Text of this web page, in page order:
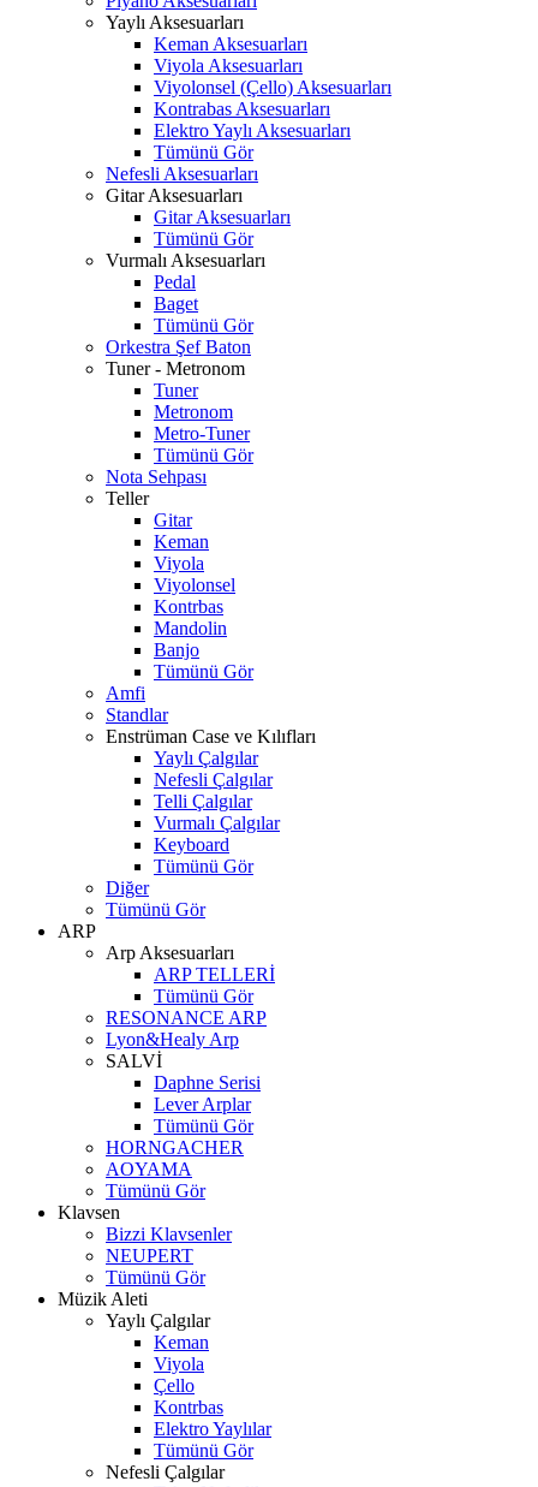
Yaylı Aksesuarları
Keman Aksesuarları
Viyola Aksesuarları
Viyolonsel (Çello) Aksesuarları
Kontrabas Aksesuarları
Elektro Yaylı Aksesuarları
Tümünü Gör
Nefesli Aksesuarları
Gitar Aksesuarları
Gitar Aksesuarları
Tümünü Gör
Vurmalı Aksesuarları
Pedal
Baget
Tümünü Gör
Orkestra Şef Baton
Tuner - Metronom
Tuner
Metronom
Metro-Tuner
Tümünü Gör
Nota Sehpası
Teller
Gitar
Keman
Viyola
Viyolonsel
Kontrbas
Mandolin
Banjo
Tümünü Gör
Amfi
Standlar
Enstrüman Case ve Kılıfları
Yaylı Çalgılar
Nefesli Çalgılar
Telli Çalgılar
Vurmalı Çalgılar
Keyboard
Tümünü Gör
Diğer
Tümünü Gör
ARP
Arp Aksesuarları
ARP TELLERİ
Tümünü Gör
RESONANCE ARP
Lyon&Healy Arp
SALVİ
Daphne Serisi
Lever Arplar
Tümünü Gör
HORNGACHER
AOYAMA
Tümünü Gör
Klavsen
Bizzi Klavsenler
NEUPERT
Tümünü Gör
Müzik Aleti
Yaylı Çalgılar
Keman
Viyola
Çello
Kontrbas
Elektro Yaylılar
Tümünü Gör
Nefesli Çalgılar